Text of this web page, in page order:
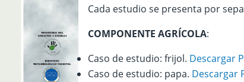
Cada estudio se presenta por
COMPONENTE AGRÍCOLA:
Caso de estudio: frijol. Descargar
Caso de estudio: papa. Descargar